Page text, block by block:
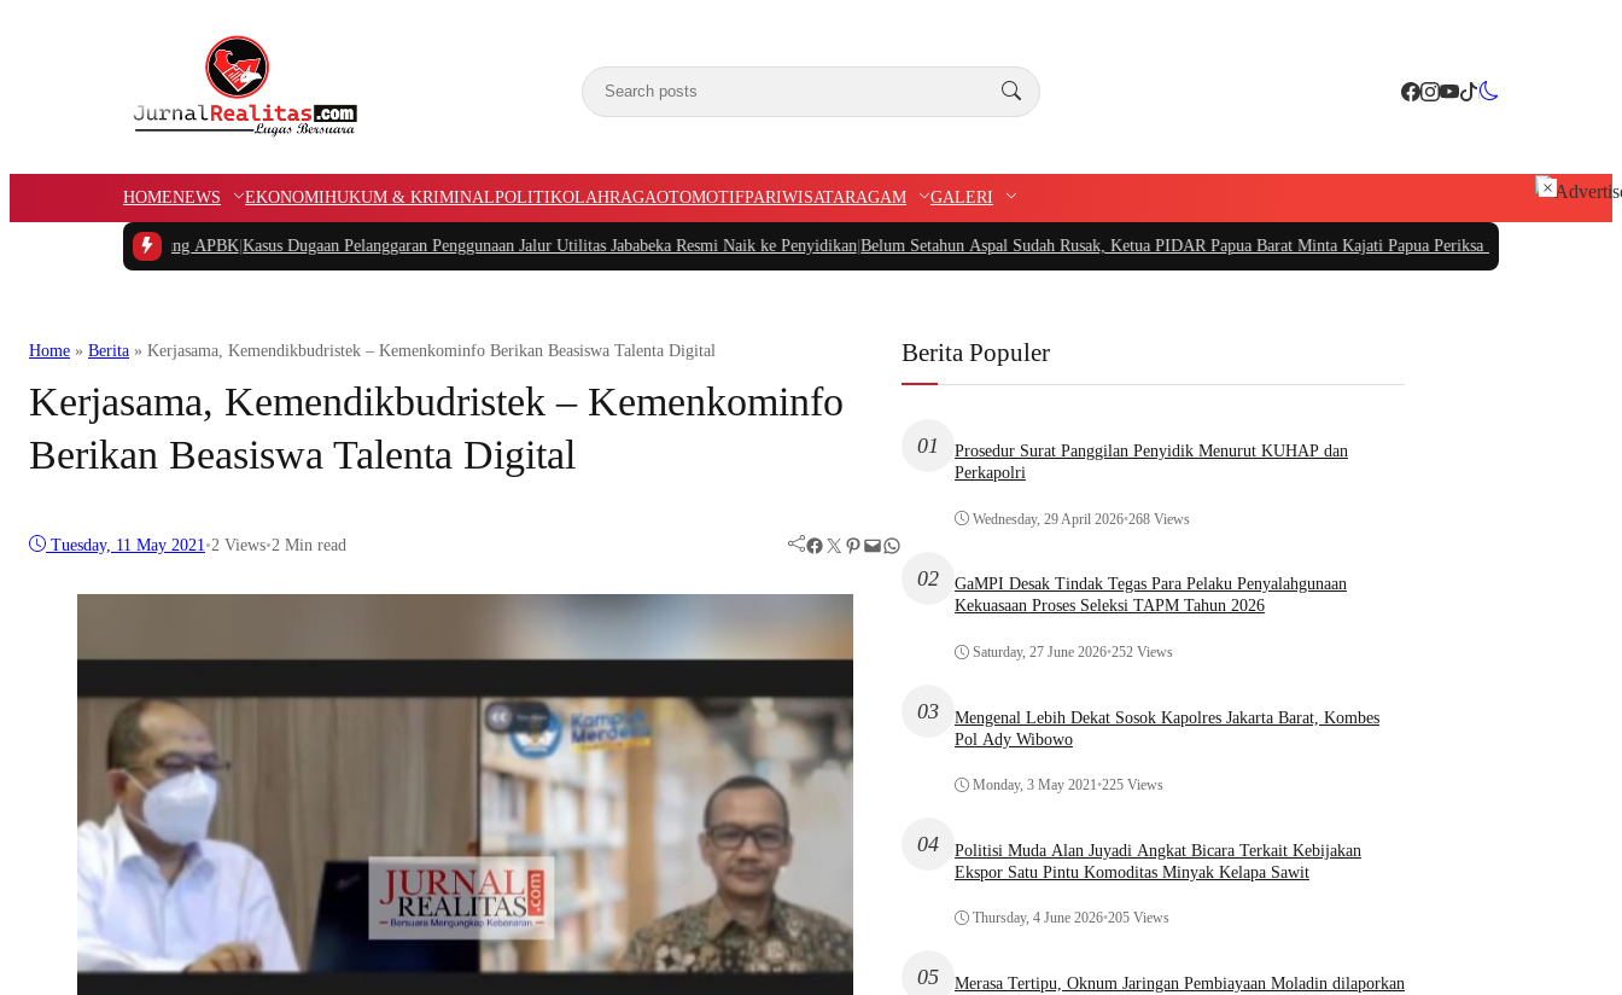
HOMENEWS EKONOMIHUKUM & KRIMINALPOLITIKOLAHRAGAOTOMOTIFPARIWISATARAGAM GALERI
| Kasus Dugaan Pelanggaran Penggunaan Jalur Utilitas Jababeka Resmi Naik ke Penyidikan|Belum Setahun Aspal Sudah Rusak, Ketua PIDAR Papua Barat Minta Kajati Papua Periksa PT. Fajar Papua
Home » Berita » Kerjasama, Kemendikbudristek – Kemenkominfo Berikan Beasiswa Talenta Digital
Kerjasama, Kemendikbudristek – Kemenkominfo
Berikan Beasiswa Talenta Digital
Tuesday, 11 May 2021 •2 Views•2 Min read Facebook Twitter Pinterest Mail WhatsApp
Berita Populer
01
Prosedur Surat Panggilan Penyidik Menurut KUHAP dan
Perkapolri
Wednesday, 29 April 2026•268 Views
02
GaMPI Desak Tindak Tegas Para Pelaku Penyalahgunaan
Kekuasaan Proses Seleksi TAPM Tahun 2026
Saturday, 27 June 2026•252 Views
03
Mengenal Lebih Dekat Sosok Kapolres Jakarta Barat, Kombes
Pol Ady Wibowo
Monday, 3 May 2021•225 Views
04
Politisi Muda Alan Juyadi Angkat Bicara Terkait Kebijakan
Ekspor Satu Pintu Komoditas Minyak Kelapa Sawit
Thursday, 4 June 2026•205 Views
05
Merasa Tertipu, Oknum Jaringan Pembiayaan Moladin dilaporkan
×